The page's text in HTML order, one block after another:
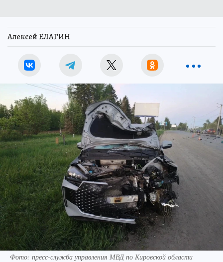
Алексей ЕЛАГИН
Фото: пресс-служба управления МВД по Кировской области